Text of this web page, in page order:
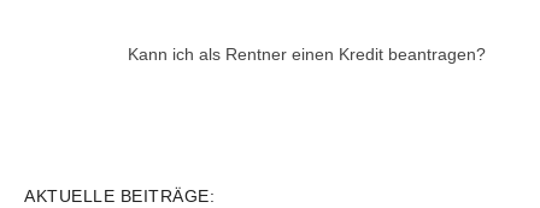
Kann ich als Rentner einen Kredit beantragen?
AKTUELLE BEITRÄGE: